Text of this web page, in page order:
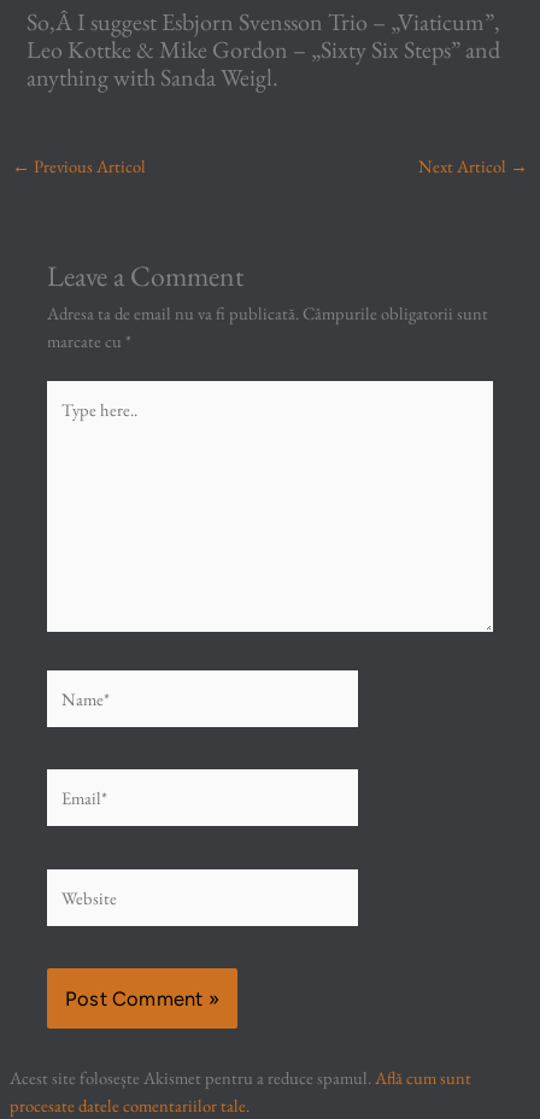
So,Â I suggest Esbjorn Svensson Trio – „Viaticum”,
Leo Kottke & Mike Gordon – „Sixty Six Steps” and
anything with Sanda Weigl.
← Previous Articol Next Articol →
Leave a Comment
Adresa ta de email nu va fi publicată. Câmpurile obligatorii sunt
marcate cu *
here..
Acest site folosește Akismet pentru a reduce spamul.Află cum sunt
procesate datele comentariilor tale.